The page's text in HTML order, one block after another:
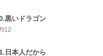
黒いドラゴン
312
日本人だから